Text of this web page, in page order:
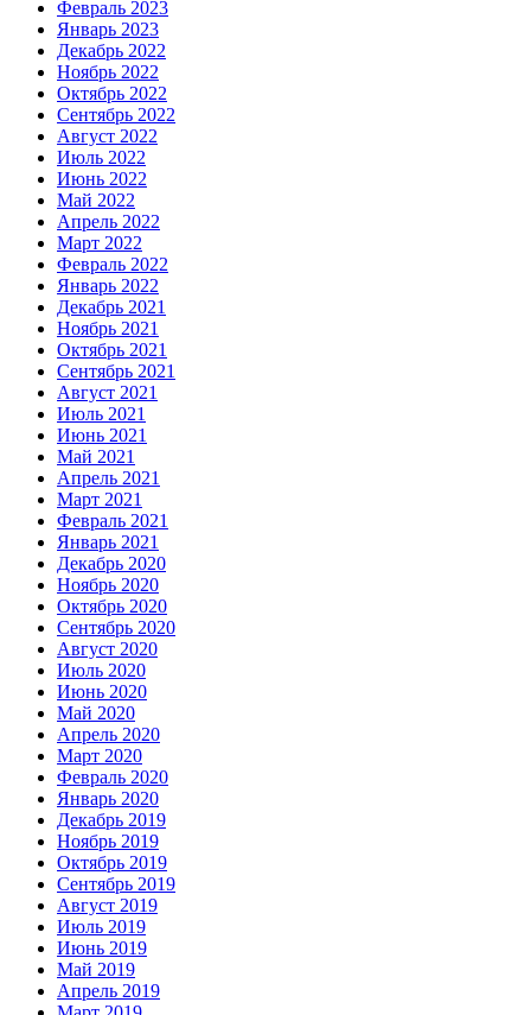
Февраль 2023
Январь 2023
Декабрь 2022
Ноябрь 2022
Октябрь 2022
Сентябрь 2022
Август 2022
Июль 2022
Июнь 2022
Май 2022
Апрель 2022
Март 2022
Февраль 2022
Январь 2022
Декабрь 2021
Ноябрь 2021
Октябрь 2021
Сентябрь 2021
Август 2021
Июль 2021
Июнь 2021
Май 2021
Апрель 2021
Март 2021
Февраль 2021
Январь 2021
Декабрь 2020
Ноябрь 2020
Октябрь 2020
Сентябрь 2020
Август 2020
Июль 2020
Июнь 2020
Май 2020
Апрель 2020
Март 2020
Февраль 2020
Январь 2020
Декабрь 2019
Ноябрь 2019
Октябрь 2019
Сентябрь 2019
Август 2019
Июль 2019
Июнь 2019
Май 2019
Апрель 2019